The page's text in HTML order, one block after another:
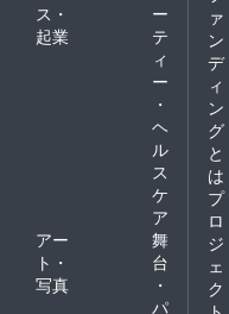
ス・
起業
ー
テ
ィ
ー
・
ヘ
ル
ス
ケ
ア
アー
ト・
写真
舞
台
・
パ
ァ
ン
デ
ィ
ン
グ
と
は
プ
ロ
ジ
ェ
ク